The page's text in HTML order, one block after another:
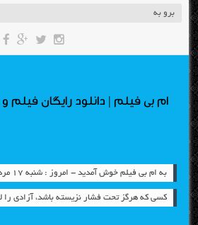
ام بی فیلم | دانلود رایگان فیلم
به ام بی فیلم خوش آمدید - امروز : شنبه ۱۷ مرداد ۱۴۰۵
كسي كه هرگز تحت فشار نزيسته باشد، آزادي را